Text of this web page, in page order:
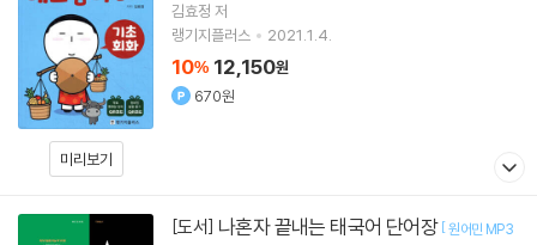
미리보기
김효정 저
랭기지플러스
2021.1.4.
10% 12,150원
670원
[도서] 나혼자 끝내는 태국어 단어장 [원어민 MP3